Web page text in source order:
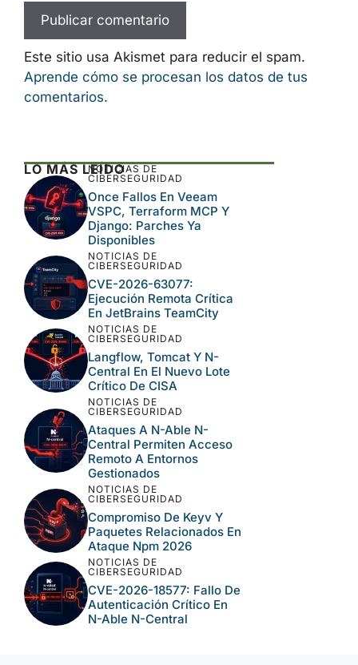
Este sitio usa Akismet para reducir el spam.
Aprende cómo se procesan los datos de tus
comentarios.
LO MÁS LEÍDO
NOTICIAS DE
CIBERSEGURIDAD
Once Fallos En Veeam
VSPC, Terraform MCP Y
Django: Parches Ya
Disponibles
NOTICIAS DE
CIBERSEGURIDAD
CVE-2026-63077:
Ejecución Remota Crítica
En JetBrains TeamCity
NOTICIAS DE
CIBERSEGURIDAD
Langflow, Tomcat Y N-
Central En El Nuevo Lote
Crítico De CISA
NOTICIAS DE
CIBERSEGURIDAD
Ataques A N-Able N-
Central Permiten Acceso
Remoto A Entornos
Gestionados
NOTICIAS DE
CIBERSEGURIDAD
Compromiso De Keyv Y
Paquetes Relacionados En
Ataque Npm 2026
NOTICIAS DE
CIBERSEGURIDAD
CVE-2026-18577: Fallo De
Autenticación Crítico En
N-Able N-Central